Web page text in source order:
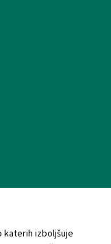
katerih izboljšuje